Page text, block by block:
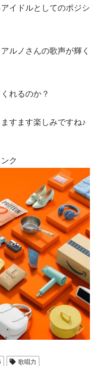
イドルとしてのポジシ
ルノさんの歌声が輝く
れるのか？
すます楽しみですね♪
ク
歌唱力